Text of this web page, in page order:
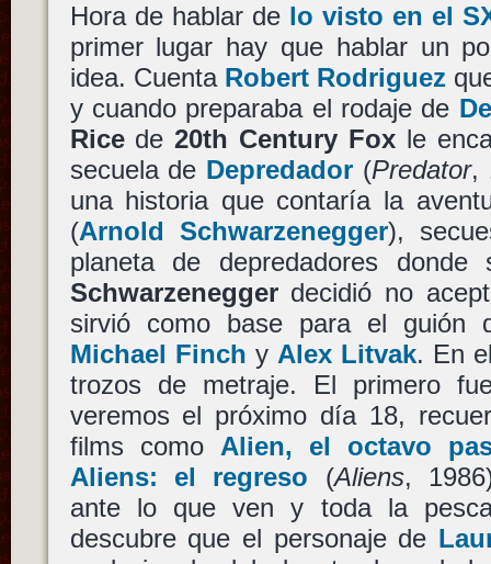
Hora de hablar de lo visto en el
primer lugar hay que hablar un
idea. Cuenta Robert Rodriguez
y cuando preparaba el rodaje de
Ricede20th Century Fox le
secuela de Depredador (Predator,
una historia que contaría la
(Arnold Schwarzenegger),
planeta de depredadores donde
Schwarzeneggerdecidió no
sirvió como base para el guión
Michael Finch y Alex Litvak. En
trozos de metraje. El primero
veremos el próximo día 18,
films como Alien, el octavo
Aliens: el regreso (Aliens,
ante lo que ven y toda la
descubre que el personaje de